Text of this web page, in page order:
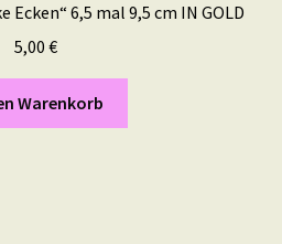
Ecken“ 6,5 mal 9,5 cm IN GOLD
5,00 €
Warenkorb